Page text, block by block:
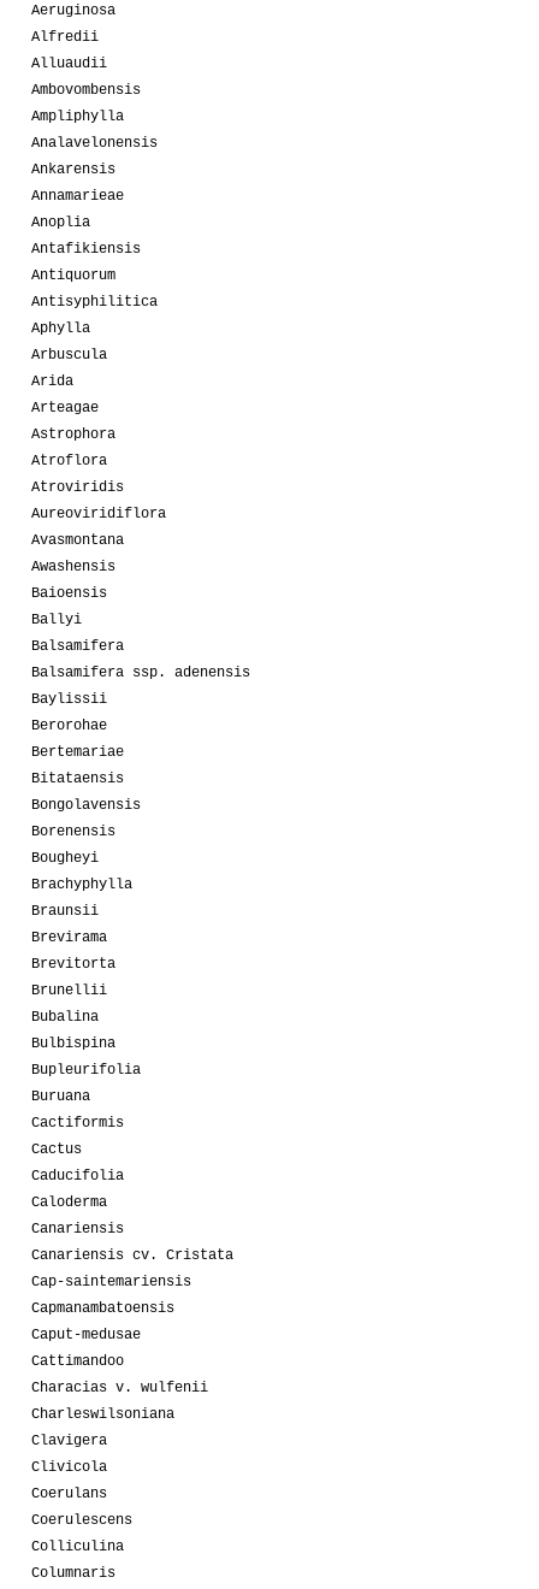
Aeruginosa
Alfredii
Alluaudii
Ambovombensis
Ampliphylla
Analavelonensis
Ankarensis
Annamarieae
Anoplia
Antafikiensis
Antiquorum
Antisyphilitica
Aphylla
Arbuscula
Arida
Arteagae
Astrophora
Atroflora
Atroviridis
Aureoviridiflora
Avasmontana
Awashensis
Baioensis
Ballyi
Balsamifera
Balsamifera ssp. adenensis
Baylissii
Berorohae
Bertemariae
Bitataensis
Bongolavensis
Borenensis
Bougheyi
Brachyphylla
Braunsii
Brevirama
Brevitorta
Brunellii
Bubalina
Bulbispina
Bupleurifolia
Buruana
Cactiformis
Cactus
Caducifolia
Caloderma
Canariensis
Canariensis cv. Cristata
Cap-saintemariensis
Capmanambatoensis
Caput-medusae
Cattimandoo
Characias v. wulfenii
Charleswilsoniana
Clavigera
Clivicola
Coerulans
Coerulescens
Colliculina
Columnaris